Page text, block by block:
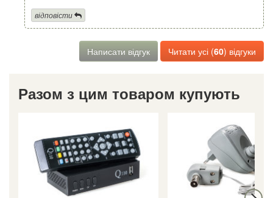
відповісти
Написати відгук Читати усі (60) відгуки
Разом з цим товаром купують